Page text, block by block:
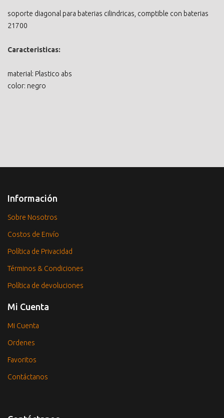
soporte diagonal para baterias cilindricas, comptible con baterias
21700
Caracteristicas:
material: Plastico abs
color: negro
Información
Sobre Nosotros
Costos de Envío
Política de Privacidad
Términos & Condiciones
Política de devoluciones
Mi Cuenta
Mi Cuenta
Ordenes
Favoritos
Contáctanos